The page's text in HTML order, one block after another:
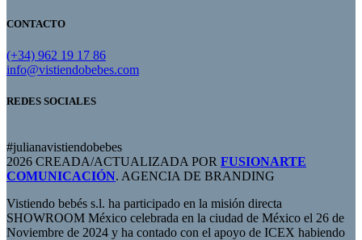
CONTACTO
(+34) 962 19 17 86
info@vistiendobebes.com
REDES SOCIALES
#julianavistiendobebes
2026 CREADA/ACTUALIZADA POR FUSIONARTE
COMUNICACIÓN. AGENCIA DE BRANDING
Vistiendo bebés s.l. ha participado en la misión directa
SHOWROOM México celebrada en la ciudad de México el 26 de
Noviembre de 2024 y ha contado con el apoyo de ICEX habiendo